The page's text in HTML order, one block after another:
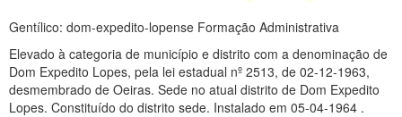
Gentílico: dom-expedito-lopense Formação Administrativa
Elevado à categoria de município e distrito com a denominação de
Dom Expedito Lopes, pela lei estadual nº 2513, de 02-12-1963,
desmembrado de Oeiras. Sede no atual distrito de Dom Expedito
Lopes. Constituído do distrito sede. Instalado em 05-04-1964 .